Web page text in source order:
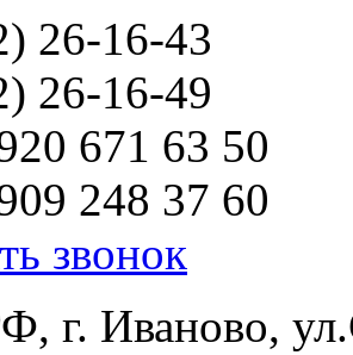
26-16-43
26-16-49
671 63 50
248 37 60
звонок
г. Иваново,